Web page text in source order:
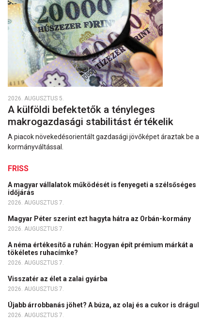
2026. AUGUSZTUS 5.
A külföldi befektetők a tényleges
makrogazdasági stabilitást értékelik
A piacok növekedésorientált gazdasági jövőképet áraztak be a
kormányváltással.
FRISS
A magyar vállalatok működését is fenyegeti a szélsőséges
időjárás
2026. AUGUSZTUS 7.
Magyar Péter szerint ezt hagyta hátra az Orbán-kormány
2026. AUGUSZTUS 7.
A néma értékesítő a ruhán: Hogyan épít prémium márkát a
tökéletes ruhacímke?
2026. AUGUSZTUS 7.
Visszatér az élet a zalai gyárba
2026. AUGUSZTUS 7.
Újabb árrobbanás jöhet? A búza, az olaj és a cukor is drágul
2026. AUGUSZTUS 7.